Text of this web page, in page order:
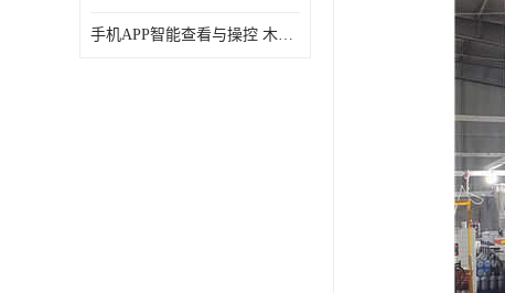
手机APP智能查看与操控 木饰面板机器